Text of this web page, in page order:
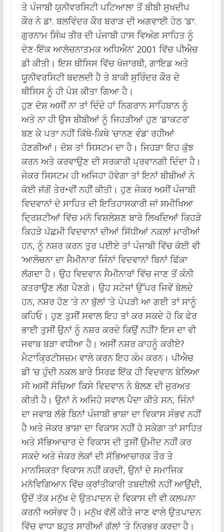
ਤੇ ਪੰਜਾਬੀ ਯੁਨੀਵਰਸਿਟੀ ਪਟਿਆਲਾ ਤੋਂ ਬੀਬੀ ਸੁਖਦੀਪ
ਕੌਰ ਨੇ ਡਾ. ਬਲਵਿੰਦਰ ਕੌਰ ਬਰਾੜ ਦੀ ਅਗਵਾਈ ਹੇਠ ‘ਡਾ.
ਗੁਰਨਾਮ ਸਿੰਘ ਤੀਰ ਦੀ ਪੰਜਾਬੀ ਹਾਸ ਵਿਅੰਗ ਸਾਹਿਤ ਨੂੰ
ਦੇਣ-ਇੱਕ ਆਲੋਚਨਾਤਮਕ ਅਧਿਐਨ’ 2001 ਵਿੱਚ ਪੀਐਚ
ਡੀ ਕੀਤੀ। ਇਸ ਥੀਸਿਸ ਵਿੱਚ ਖੋਜਾਰਥੀ, ਗਾਇਡ ਅਤੇ
ਯੂਨੀਵਰਸਿਟੀ ਬਦਲਦੀ ਹੈ ਤੇ ਬਾਕੀ ਸੁਰਿੰਦਰ ਕੌਰ ਦੇ
ਥੀਸਿਸ ਨੂੰ ਹੀ ਪੇਸ਼ ਕੀਤਾ ਗਿਆ ਹੈ।
ਹੁਣ ਦੋਸ਼ ਅਸੀਂ ਨਾ ਤਾਂ ਦਿੰਦੇ ਹਾਂ ਨਿਗਰਾਨ ਸਾਹਿਬਾਨ ਨੂੰ
ਅਤੇ ਨਾ ਹੀ ਉਸ ਬੀਬੀਆਂ ਨੂੰ ਜਿਹੜੀਆਂ ਹੁਣ ‘ਡਾਕਟਰ’
ਬਣ ਕੇ ਪਤਾ ਨਹੀਂ ਕਿੱਥੇ-ਕਿਥੇ ‘ਚਾਨਣ ਵੰਡ’ ਰਹੀਆਂ
ਹੋਣਗੀਆਂ। ਦੋਸ਼ ਤਾਂ ਸਿਸਟਮ ਦਾ ਹੈ। ਜਿਹੜਾ ਇਹ ਕੁੱਝ
ਕਰਨ ਅਤੇ ਕਰਵਾਉਣ ਦੀ ਸਰਕਾਰੀ ਪ੍ਰਵਾਨਗੀ ਦਿੰਦਾ ਹੈ।
ਜੇਕਰ ਸਿਸਟਮ ਹੀ ਅਜਿਹਾ ਹੋਵੇਗਾ ਤਾਂ ਇਨਾਂ ਬੀਬੀਆਂ ਨੇ
ਕੋਈ ਜੱਗੋਂ ਤੇਰ•ਵੀਂ ਨਹੀਂ ਕੀਤੀ। ਹੁਣ ਜੇਕਰ ਅਸੀਂ ਪੰਜਾਬੀ
ਵਿਦਵਾਨਾਂ ਦੇ ਸਾਹਿਤ ਦੀ ਇਤਿਹਾਸਕਾਰੀ ਜਾਂ ਸਮੀਖਿਆ
ਦ੍ਰਿਸ਼ਟੀਆਂ ਵਿੱਚ ਮਨੋ ਵਿਸ਼ਲੇਸ਼ਣ ਬਾਰੇ ਲਿਖਦਿਆਂ ਕਿਹੜੇ
ਕਿਹੜੇ ਪੱਛਮੀ ਵਿਦਵਾਨਾਂ ਦੀਆਂ ਸਿੱਧੀਆਂ ਨਕਲਾਂ ਮਾਰੀਆਂ
ਹਨ, ਨੂੰ ਨਸ਼ਰ ਕਰਨ ਤੁਰ ਪਈਏ ਤਾਂ ਪੰਜਾਬੀ ਵਿੱਚ ਕੋਈ ਵੀ
‘ਆਲੋਚਨਾ ਦਾ ਸੈਮੀਨਾਰ’ ਜਿੰਨਾਂ ਵਿਦਵਾਨਾਂ ਬਿਨਾਂ ਫਿੱਕਾ
ਲੱਗਦਾ ਹੈ। ਉਹ ਵਿਦਵਾਨ ਸੈਮੀਨਾਰਾਂ ਵਿੱਚ ਜਾਣ ਤੋਂ ਕੰਨੀ
ਕਤਰਾਉਣ ਲੱਗ ਪੈਣਗੇ। ਉਹ ਸਟੇਜਾਂ ਉੱਪਰ ਜਿਵੇਂ ਬੋਲਦੇ
ਹਨ, ਨਸ਼ਰ ਹੋਣ ‘ਤੇ ਨਾ ਬੁੱਲਾਂ ‘ਤੇ ਪੇਪੜੀ ਆ ਗਈ ਤਾਂ ਸਾਨੂੰ
ਕਹਿਓ। ਹੁਣ ਤੁਸੀਂ ਸਵਾਲ ਇਹ ਤਾਂ ਕਰ ਸਕਦੇ ਹੋ ਕਿ ਫੇਰ
ਭਾਈ ਤੁਸੀਂ ਉਨਾਂ ਨੂੰ ਨਸ਼ਰ ਕਰਦੇ ਕਿਉਂ ਨਹੀਂ? ਇਸ ਦਾ ਵੀ
ਜਵਾਬ ਬੜਾ ਵਧੀਆ ਹੈ। ਅਸੀਂ ਨਸ਼ਰ ਕਾਹਨੂੰ ਕਰੀਏ?
ਮੈਟਾਕ੍ਰਿਟੀਸਜ਼ਮ ਵਾਲੇ ਕਰਨ ਇਹ ਕੰਮ ਕਰਨ। ਪੀਐਚ
ਡੀ ‘ਚ ਹੁੰਦੀ ਨਕਲ ਬਾਰੇ ਸਿਰਫ ਇੱਕ ਹੀ ਵਿਦਵਾਨ ਬੋਲਿਆ
ਸੀ ਅਸੀਂ ਸੋਚਿਆ ਕਿਸੇ ਵਿਦਵਾਨ ਨੇ ਬੋਲਣ ਦੀ ਜੁਰਅਤ
ਕੀਤੀ ਹੈ। ਉਨਾਂ ਨੇ ਅਜਿਹੇ ਸਵਾਲ ਪੈਦਾ ਕੀਤੇ ਸਨ, ਜਿੰਨਾਂ
ਦਾ ਜਵਾਬ ਲੱਭੇ ਬਿਨਾਂ ਪੰਜਾਬੀ ਭਾਸ਼ਾ ਦਾ ਵਿਕਾਸ ਸੰਭਵ ਨਹੀਂ
ਹੈ ਅਤੇ ਜੇਕਰ ਭਾਸ਼ਾ ਦਾ ਵਿਕਾਸ ਨਹੀਂ ਹੋ ਸਕੇਗਾ ਤਾਂ ਸਾਹਿਤ
ਅਤੇ ਸੱਭਿਆਚਾਰ ਦੇ ਵਿਕਾਸ ਦੀ ਤੁਸੀਂ ਉਮੀਦ ਨਹੀਂ ਕਰ
ਸਕਦੇ ਅਤੇ ਜੇਕਰ ਲੋਕਾਂ ਦੀ ਸੱਭਿਆਚਾਰਕ ਤੌਰ ਤੇ
ਮਾਨਸਿਕਤਾ ਵਿਕਾਸ ਨਹੀਂ ਕਰਦੀ, ਉਨਾਂ ਦੇ ਸਮਾਜਿਕ
ਮਨੋਵਿਗਿਆਨ ਵਿੱਚ ਕ੍ਰਾਂਤੀਕਾਰੀ ਤਬਦੀਲੀ ਨਹੀਂ ਆਉਂਦੀ,
ਉਦੋਂ ਤੱਕ ਮਨੁੱਖ ਦੇ ਉਤਪਾਦਨ ਦੇ ਵਿਕਾਸ ਦੀ ਵੀ ਕਲਪਨਾ
ਕਰਨੀ ਅਸੰਭਵ ਹੈ। ਮਨੁੱਖ ਵੱਲੋਂ ਕੀਤੇ ਜਾਣ ਵਾਲੇ ਉਤਪਾਦਨ
ਵਿੱਚ ਵਾਧਾ ਬਹੁਤ ਸਾਰੀਆਂ ਗੱਲਾਂ ‘ਤੇ ਨਿਰਭਰ ਕਰਦਾ ਹੈ।